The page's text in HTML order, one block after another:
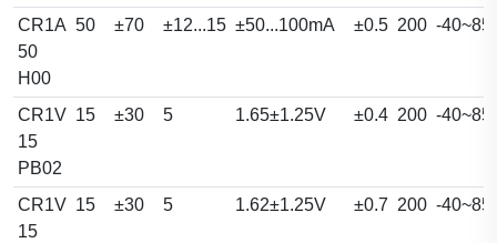
CR1A
50
H00
50 ±70 ±12...15 ±50...100mA ±0.5 200 -40~85
CR1V
15
PB02
15 ±30 5 1.65±1.25V ±0.4 200 -40~85
CR1V
15
15 ±30 5 1.62±1.25V ±0.7 200 -40~85